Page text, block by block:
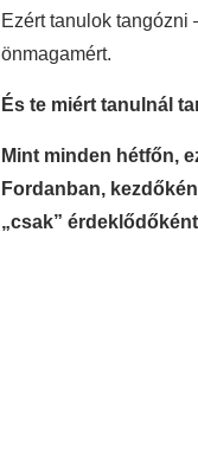
Ezért tanulok tangózni
önmagamért.
És te miért tanulnál
Mint minden hétfőn,
Fordanban,
„csak”